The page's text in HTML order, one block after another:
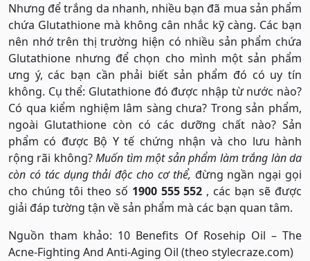
Nhưng để trắng da nhanh, nhiều bạn đã mua sản phẩm
chứa Glutathione mà không cân nhắc kỹ càng. Các bạn
nên nhớ trên thị trường hiện có nhiều sản phẩm chứa
Glutathione nhưng để chọn cho mình một sản phẩm
ưng ý, các bạn cần phải biết sản phẩm đó có uy tín
không. Cụ thể: Glutathione đó được nhập từ nước nào?
Có qua kiểm nghiệm lâm sàng chưa? Trong sản phẩm,
ngoài Glutathione còn có các dưỡng chất nào? Sản
phẩm có được Bộ Y tế chứng nhận và cho lưu hành
rộng rãi không?Muốn tìm một sản phẩm làm trắng làn da
còn có tác dụng thải độc cho cơ thể, đừng ngần ngại gọi
cho chúng tôi theo số 1900 555 552 , các bạn sẽ được
giải đáp tường tận về sản phẩm mà các bạn quan tâm.
Nguồn tham khảo: 10 Benefits Of Rosehip Oil – The
Acne-Fighting And Anti-Aging Oil (theo stylecraze.com)